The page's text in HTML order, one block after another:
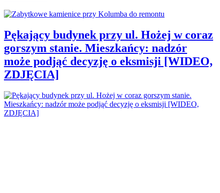
Pękający budynek przy ul. Hożej w coraz
gorszym stanie. Mieszkańcy: nadzór
może podjąć decyzję o eksmisji [WIDEO,
ZDJĘCIA]